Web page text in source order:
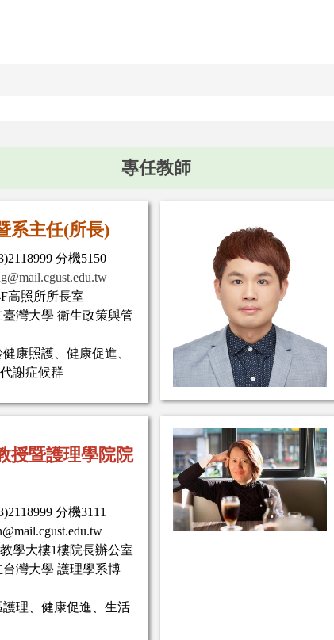
專任教師
系主任(所長)
分機5150
高照所所長室
灣大學 衛生政策與管
康照護、健康促進、
謝症候群
授暨護理學院院
分機3111
學大樓1樓院長辦公室
灣大學 護理學系博
理、健康促進、生活